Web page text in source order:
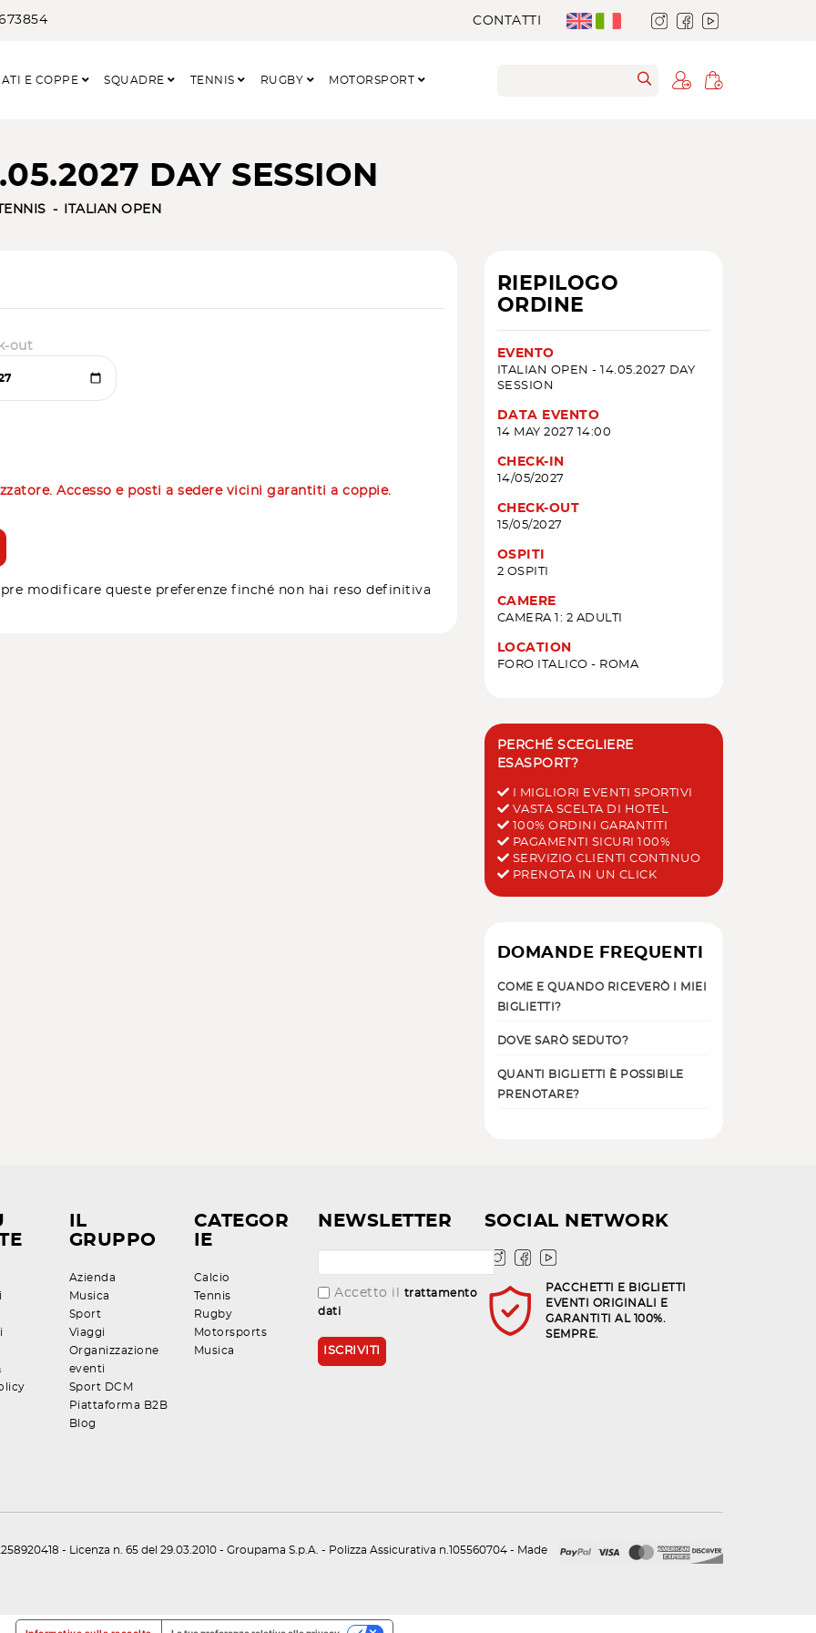
CONTATTI
E COPPE SQUADRE TENNIS RUGBY MOTORSPORT
DAY SESSION
ITALIAN OPEN
out
Accesso e posti a sedere vicini garantiti a coppie.
modificare queste preferenze finché non hai reso definitiva
RIEPILOGO
ORDINE
EVENTO
ITALIAN OPEN - 14.05.2027 DAY
SESSION
DATA EVENTO
14 MAY 2027 14:00
CHECK-IN
14/05/2027
CHECK-OUT
15/05/2027
OSPITI
2 OSPITI
CAMERE
CAMERA 1: 2 ADULTI
LOCATION
FORO ITALICO - ROMA
PERCHÉ SCEGLIERE
ESASPORT?
I MIGLIORI EVENTI SPORTIVI
VASTA SCELTA DI HOTEL
100% ORDINI GARANTITI
PAGAMENTI SICURI 100%
SERVIZIO CLIENTI CONTINUO
PRENOTA IN UN CLICK
DOMANDE FREQUENTI
COME E QUANDO RICEVERÒ I MIEI
BIGLIETTI?
DOVE SARÒ SEDUTO?
QUANTI BIGLIETTI È POSSIBILE
PRENOTARE?
IL
GRUPPO
Azienda
Musica
Sport
Viaggi
Organizzazione
eventi
Sport DCM
Piattaforma B2B
Blog
CATEGOR
IE
Calcio
Tennis
Rugby
Motorsports
Musica
NEWSLETTER
Accetto il trattamento
dati
SOCIAL NETWORK
PACCHETTI E BIGLIETTI
EVENTI ORIGINALI E
GARANTITI AL 100%.
SEMPRE.
- Licenza n. 65 del 29.03.2010 - Groupama S.p.A. - Polizza Assicurativa n.105560704 - Made